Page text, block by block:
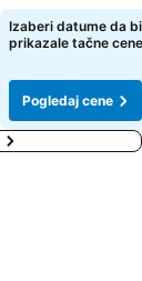
Izaberi datume da
prikazale tačne cene
Pogledaj cene